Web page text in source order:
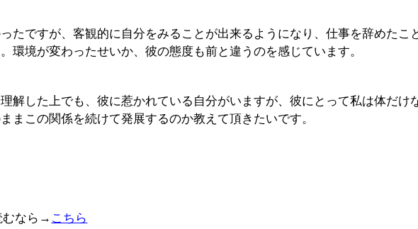
たですが、客観的に自分をみることが出来るようになり、仕事を辞めたこ
環境が変わったせいか、彼の態度も前と違うのを感じています。
解した上でも、彼に惹かれている自分がいますが、彼にとって私は体だけ
まこの関係を続けて発展するのか教えて頂きたいです。
むなら→ こちら